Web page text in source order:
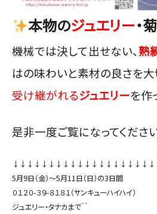
本物のジュエリー・
機械では決して出せない、熟
はの味わいと素材の良さを
受け継がれるジュエリーを作
是非一度ご覧になってくださ
5月9日（金）〜5月11日（日）の3日間
０１２０-３９-８１８１（サンキューハイハイ）
ジュエリー・タナカまで＾＾